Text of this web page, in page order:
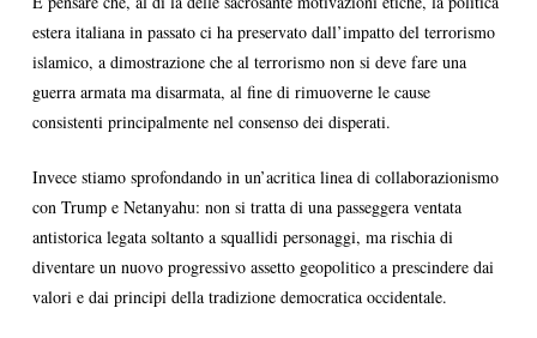
estera italiana in passato ci ha preservato dall’impatto del terrorismo
islamico, a dimostrazione che al terrorismo non si deve fare una
guerra armata ma disarmata, al fine di rimuoverne le cause
consistenti principalmente nel consenso dei disperati.
Invece stiamo sprofondando in un’acritica linea di collaborazionismo
con Trump e Netanyahu: non si tratta di una passeggera ventata
antistorica legata soltanto a squallidi personaggi, ma rischia di
diventare un nuovo progressivo assetto geopolitico a prescindere dai
valori e dai principi della tradizione democratica occidentale.